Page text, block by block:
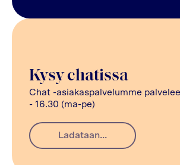
Kysy chatissa
Chat -asiakaspalvelumme
- 16.30 (ma-pe)
Ladataan...